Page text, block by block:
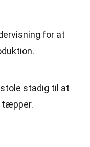
for at
stadig til at
tæpper.